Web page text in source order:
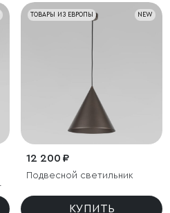
NEW
ТОВАРЫ ИЗ ЕВРОПЫ
12 200 ₽
Подвесной светильник
КУПИТЬ